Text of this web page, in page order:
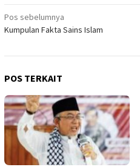
Navigasi
pos
Pos sebelumnya
Kumpulan Fakta Sains Islam
POS TERKAIT